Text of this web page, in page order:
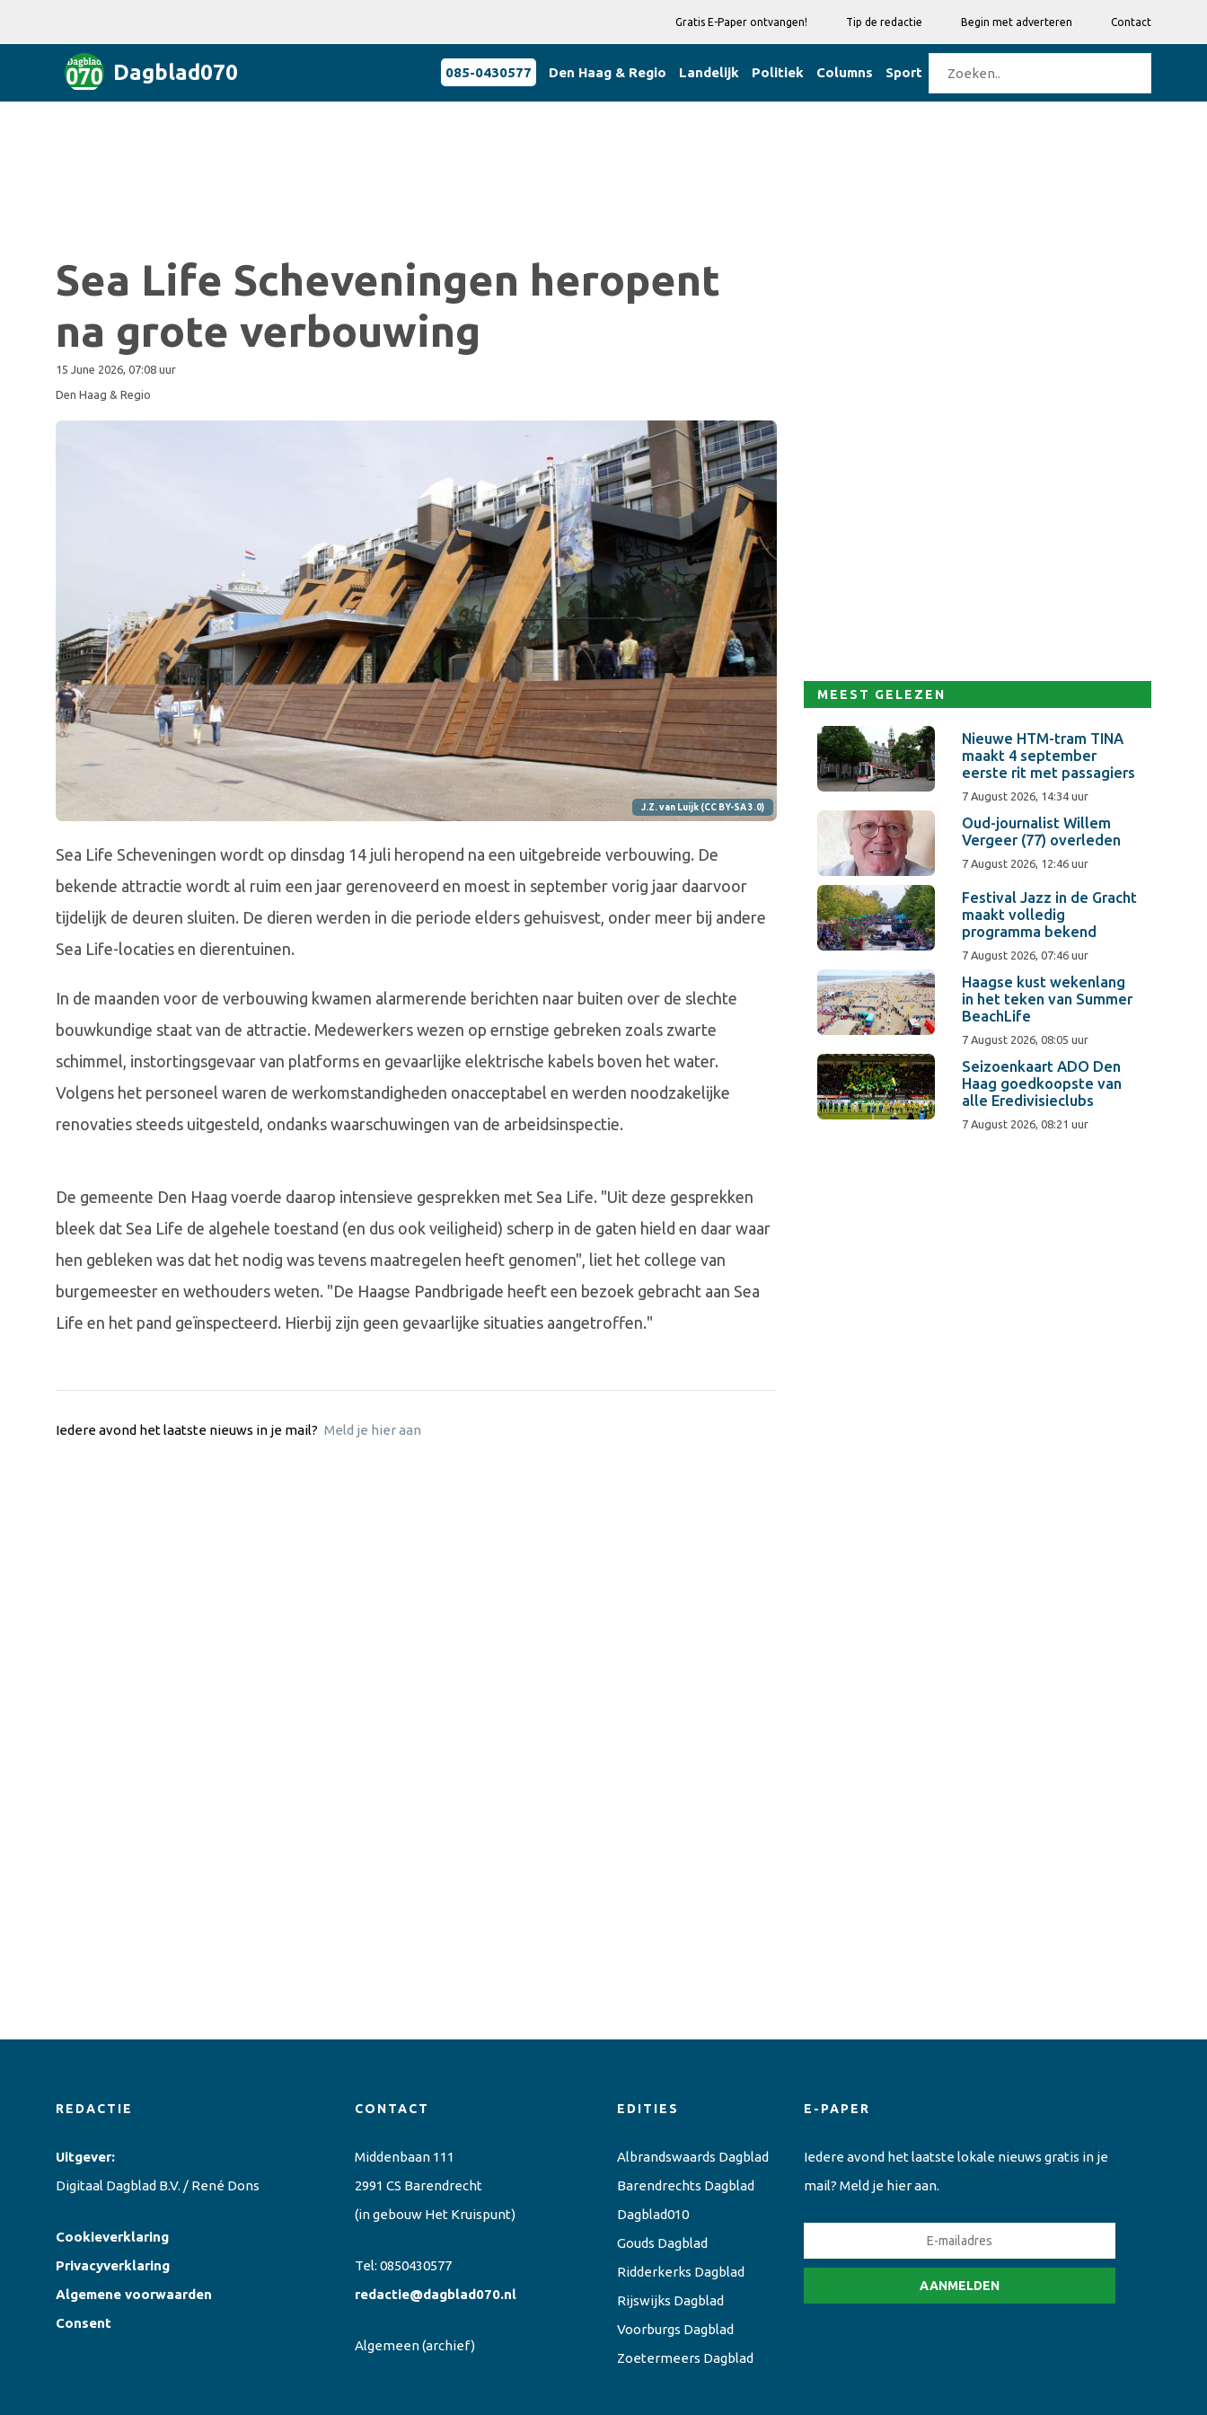
Gratis E-Paper ontvangen! Tip de redactie Begin met adverteren Contact
Dagblad070 085-0430577 Den Haag & Regio Landelijk Politiek Columns Sport
Sea Life Scheveningen heropent
na grote verbouwing
15 June 2026, 07:08 uur
Den Haag & Regio
J.Z. van Luijk (CC BY-SA 3.0)
Sea Life Scheveningen wordt op dinsdag 14 juli heropend na een uitgebreide verbouwing. De
bekende attractie wordt al ruim een jaar gerenoveerd en moest in september vorig jaar daarvoor
tijdelijk de deuren sluiten. De dieren werden in die periode elders gehuisvest, onder meer bij andere
Sea Life-locaties en dierentuinen.
In de maanden voor de verbouwing kwamen alarmerende berichten naar buiten over de slechte
bouwkundige staat van de attractie. Medewerkers wezen op ernstige gebreken zoals zwarte
schimmel, instortingsgevaar van platforms en gevaarlijke elektrische kabels boven het water.
Volgens het personeel waren de werkomstandigheden onacceptabel en werden noodzakelijke
renovaties steeds uitgesteld, ondanks waarschuwingen van de arbeidsinspectie.
De gemeente Den Haag voerde daarop intensieve gesprekken met Sea Life. "Uit deze gesprekken
bleek dat Sea Life de algehele toestand (en dus ook veiligheid) scherp in de gaten hield en daar waar
hen gebleken was dat het nodig was tevens maatregelen heeft genomen", liet het college van
burgemeester en wethouders weten. "De Haagse Pandbrigade heeft een bezoek gebracht aan Sea
Life en het pand geïnspecteerd. Hierbij zijn geen gevaarlijke situaties aangetroffen."
Iedere avond het laatste nieuws in je mail? Meld je hier aan
MEEST GELEZEN
Nieuwe HTM-tram TINA
maakt 4 september
eerste rit met passagiers
7 August 2026, 14:34 uur
Oud-journalist Willem
Vergeer (77) overleden
7 August 2026, 12:46 uur
Festival Jazz in de Gracht
maakt volledig
programma bekend
7 August 2026, 07:46 uur
Haagse kust wekenlang
in het teken van Summer
BeachLife
7 August 2026, 08:05 uur
Seizoenkaart ADO Den
Haag goedkoopste van
alle Eredivisieclubs
7 August 2026, 08:21 uur
REDACTIE
Uitgever:
Digitaal Dagblad B.V. / René Dons
Cookieverklaring
Privacyverklaring
Algemene voorwaarden
Consent
CONTACT
Middenbaan 111
2991 CS Barendrecht
(in gebouw Het Kruispunt)
Tel: 0850430577
redactie@dagblad070.nl
Algemeen(archief)
EDITIES
Albrandswaards Dagblad
Barendrechts Dagblad
Dagblad010
Gouds Dagblad
Ridderkerks Dagblad
Rijswijks Dagblad
Voorburgs Dagblad
Zoetermeers Dagblad
E-PAPER
Iedere avond het laatste lokale nieuws gratis in je
mail? Meld je hier aan.